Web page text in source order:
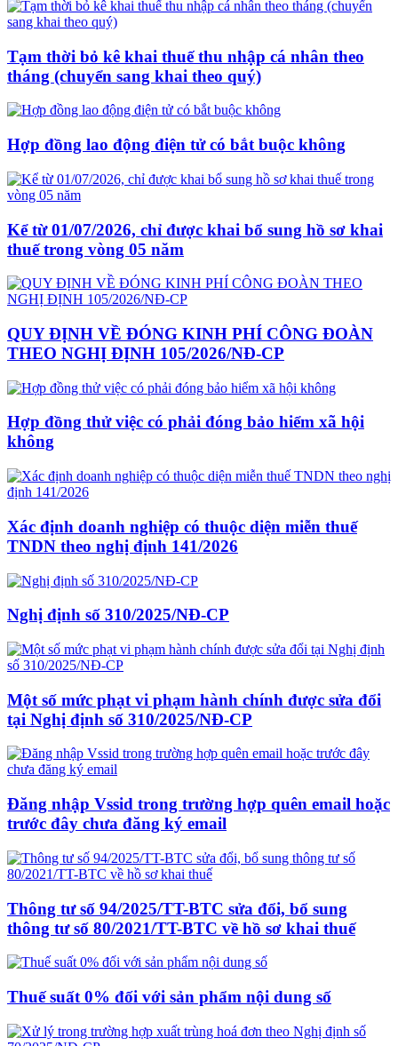
Tạm thời bỏ kê khai thuế thu nhập cá nhân theo
tháng (chuyển sang khai theo quý)
Hợp đồng lao động điện tử có bắt buộc không
Kể từ 01/07/2026, chỉ được khai bổ sung hồ sơ khai
thuế trong vòng 05 năm
QUY ĐỊNH VỀ ĐÓNG KINH PHÍ CÔNG ĐOÀN
THEO NGHỊ ĐỊNH 105/2026/NĐ-CP
Hợp đồng thử việc có phải đóng bảo hiểm xã hội
không
Xác định doanh nghiệp có thuộc diện miễn thuế
TNDN theo nghị định 141/2026
Nghị định số 310/2025/NĐ-CP
Một số mức phạt vi phạm hành chính được sửa đổi
tại Nghị định số 310/2025/NĐ-CP
Đăng nhập Vssid trong trường hợp quên email hoặc
trước đây chưa đăng ký email
Thông tư số 94/2025/TT-BTC sửa đổi, bổ sung
thông tư số 80/2021/TT-BTC về hồ sơ khai thuế
Thuế suất 0% đối với sản phẩm nội dung số